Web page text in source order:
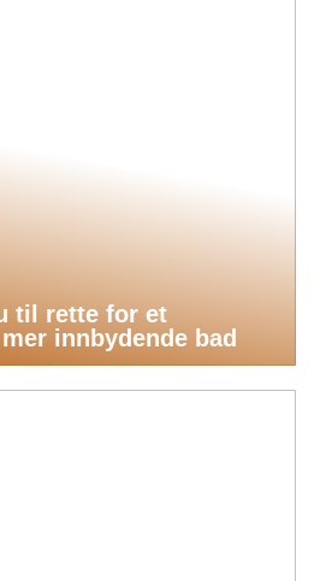
til rette for et
innbydende bad